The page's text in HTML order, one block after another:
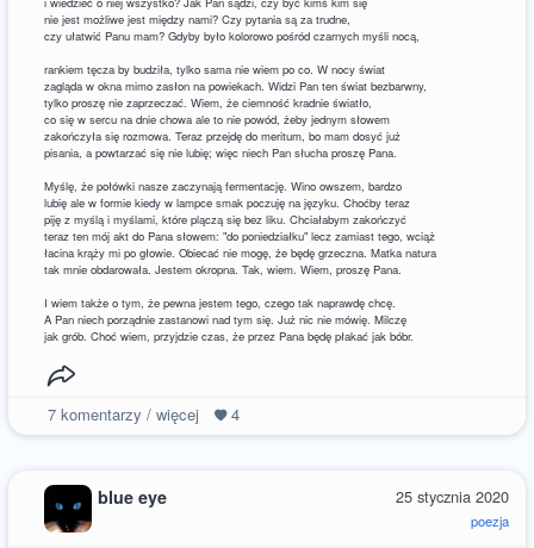
nie jest możliwe jest między nami? Czy pytania są za trudne,
czy ułatwić Panu mam? Gdyby było kolorowo pośród czarnych myśli nocą,
rankiem tęcza by budziła, tylko sama nie wiem po co. W nocy świat
zagląda w okna mimo zasłon na powiekach. Widzi Pan ten świat bezbarwny,
tylko proszę nie zaprzeczać. Wiem, że ciemność kradnie światło,
co się w sercu na dnie chowa ale to nie powód, żeby jednym słowem
zakończyła się rozmowa. Teraz przejdę do meritum, bo mam dosyć już
pisania, a powtarzać się nie lubię; więc niech Pan słucha proszę Pana.
Myślę, że połówki nasze zaczynają fermentację. Wino owszem, bardzo
lubię ale w formie kiedy w lampce smak poczuję na języku. Choćby teraz
piję z myślą i myślami, które plączą się bez liku. Chciałabym zakończyć
teraz ten mój akt do Pana słowem: "do poniedziałku" lecz zamiast tego, wciąż
łacina krąży mi po głowie. Obiecać nie mogę, że będę grzeczna. Matka natura
tak mnie obdarowała. Jestem okropna. Tak, wiem. Wiem, proszę Pana.
I wiem także o tym, że pewna jestem tego, czego tak naprawdę chcę.
A Pan niech porządnie zastanowi nad tym się. Już nic nie mówię. Milczę
jak grób. Choć wiem, przyjdzie czas, że przez Pana będę płakać jak bóbr.
7komentarzy / więcej 4
25 stycznia 2020
poezja
blue eye